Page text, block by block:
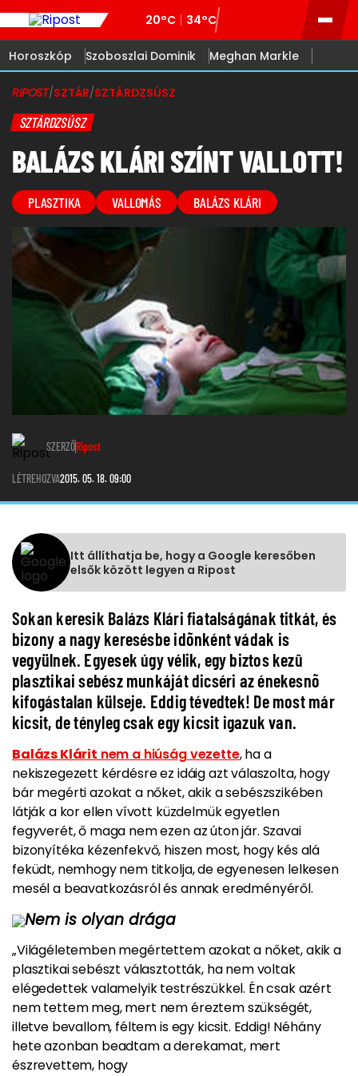
20°C 34°C
Horoszkóp Szoboszlai Dominik Meghan Markle
RIPOST/SZTÁR/SZTÁRDZSÚSZ
SZTÁRDZSÚSZ
BALÁZS KLÁRI SZÍNT VALLOTT!
PLASZTIKA VALLOMÁS BALÁZS KLÁRI
SZERZŐRipost
LÉTREHOZVA2015. 05. 18. 09:00
Itt állíthatja be, hogy a Google keresőben
elsők között legyen a Ripost
Sokan keresik Balázs Klári fiatalságának titkát, és
bizony a nagy keresésbe idõnként vádak is
vegyülnek. Egyesek úgy vélik, egy biztos kezû
plasztikai sebész munkáját dicséri az énekesnõ
kifogástalan külseje. Eddig tévedtek! De most már
kicsit, de tényleg csak egy kicsit igazuk van.
Balázs Klárit nem a hiúság vezette, ha a
nekiszegezett kérdésre ez idáig azt válaszolta, hogy
bár megérti azokat a nőket, akik a sebészszikében
látják a kor ellen vívott küzdelmük egyetlen
fegyverét, ő maga nem ezen az úton jár. Szavai
bizonyítéka kézenfekvő, hiszen most, hogy kés alá
feküdt, nemhogy nem titkolja, de egyenesen lelkesen
meséla beavatkozásról és annak eredményéről.
Nem is olyan drága
„Világéletemben megértettem azokat a nőket, akik a
plasztikai sebészt választották, ha nem voltak
elégedettek valamelyik testrészükkel. Én csak azért
nem tettem meg, mert nem éreztem szükségét,
illetve bevallom, féltem is egy kicsit. Eddig! Néhány
hete azonban beadtam a derekamat, mert
észrevettem, hogy